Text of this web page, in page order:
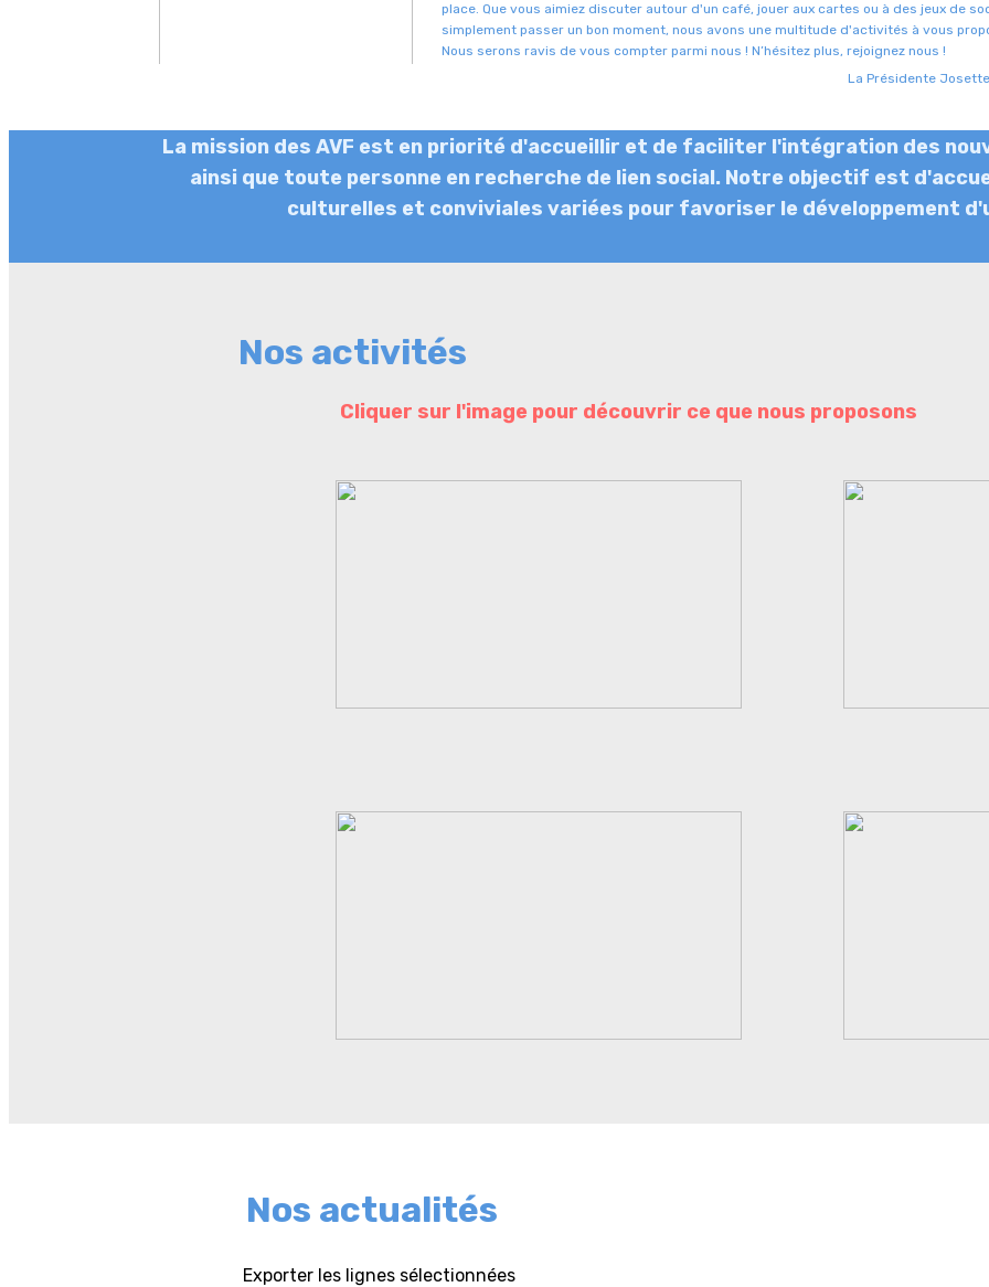
place. Que vous aimiez discuter autour d'un café, jouer aux cartes ou à des jeux de
simplement passer un bon moment, nous avons une multitude d'activités à vous
Nous serons ravis de vous compter parmi nous ! N’hésitez plus, rejoignez nous !
La Présidente Josette
La mission des AVF est en priorité d'accueillir et de faciliter l'intégration des
ainsi que toute personne en recherche de lien social. Notre objectif est
culturelles et conviviales variées pour favoriser le développement
Nos activités
Cliquer sur l'image pour découvrir ce que nous proposons
Nos actualités